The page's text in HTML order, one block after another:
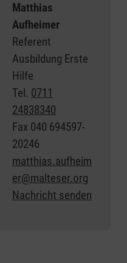
Matthias
Aufheimer
Referent
Ausbildung Erste
Hilfe
Tel. 0711
24838340
Fax 040 694597-
20246
matthias.aufheim
er@malteser.org
Nachricht senden